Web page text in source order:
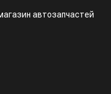
доступные
автозапчастей